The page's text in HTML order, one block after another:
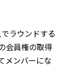
ラウンドする
会員権の取得
メンバーにな